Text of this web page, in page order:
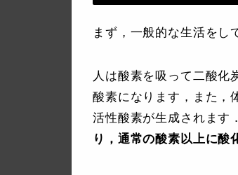
まず，一般的な生活をし
人は酸素を吸って二酸化
酸素になります，また，
活性酸素が生成されます
り，通常の酸素以上に酸